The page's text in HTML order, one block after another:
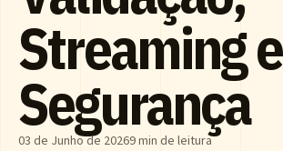
Streaming e
Segurança
03 de Junho de 20269 min de leitura